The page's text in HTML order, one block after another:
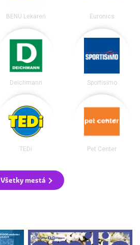
BENU Lekáreň Euronics
Deichmann Sportisimo
TEDi Pet Center
Všetky mestá